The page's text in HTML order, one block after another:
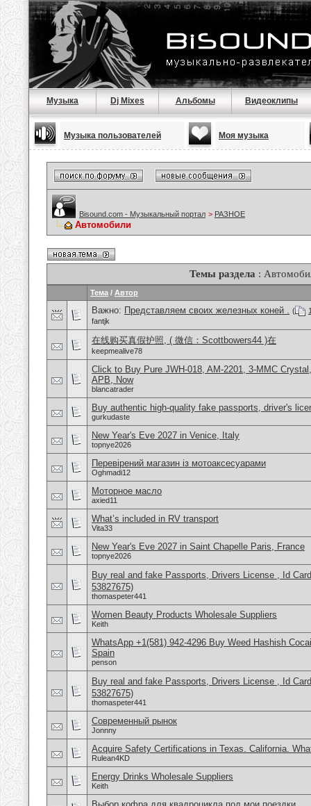
Музыка Dj Mixes Альбомы Видеоклипы
Музыка пользователей Моя музыка
Bisound.com - Музыкальный портал > РАЗНОЕ
Автомобили
Темы раздела :
Тема / Автор
Важно: Представляем своих железных коней . (
fantjk
在线购买真假护照, ( 微信：Scottbowers44 )在
keepmealive78
Click to Buy Pure JWH-018, AM-2201, 3-MMC
APB, Now
blancatrader
Buy authentic high-quality fake passports, driver's
gurkudaste
New Year's Eve 2027 in Venice, Italy
topnye2026
Перевірений магазин із мотоаксесуарами
Oghmadi12
Моторное масло
axied11
What’s included in RV transport
Vita33
New Year's Eve 2027 in Saint Chapelle Paris, France
topnye2026
Buy real and fake Passports, Drivers License , Id
53827675)
thomaspeter441
Women Beauty Products Wholesale Suppliers
Keith
WhatsApp +1(581) 942-4296 Buy Weed Hashish
Spain
penson
Buy real and fake Passports, Drivers License , Id
53827675)
thomaspeter441
Современный рынок
Jonnny
Acquire Safety Certifications in Texas. California.
Rulean4KD
Energy Drinks Wholesale Suppliers
Keith